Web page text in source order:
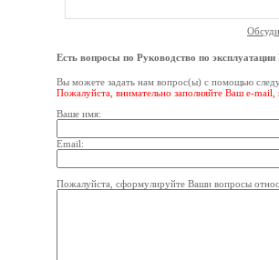
Есть вопросы по Руководство по
Вы можете задать нам вопрос(ы) с помощью
Пожалуйста, внимательно заполняйте Ваш e-
Ваше имя:
Email:
Пожалуйста, сформулируйте Ваши вопросы